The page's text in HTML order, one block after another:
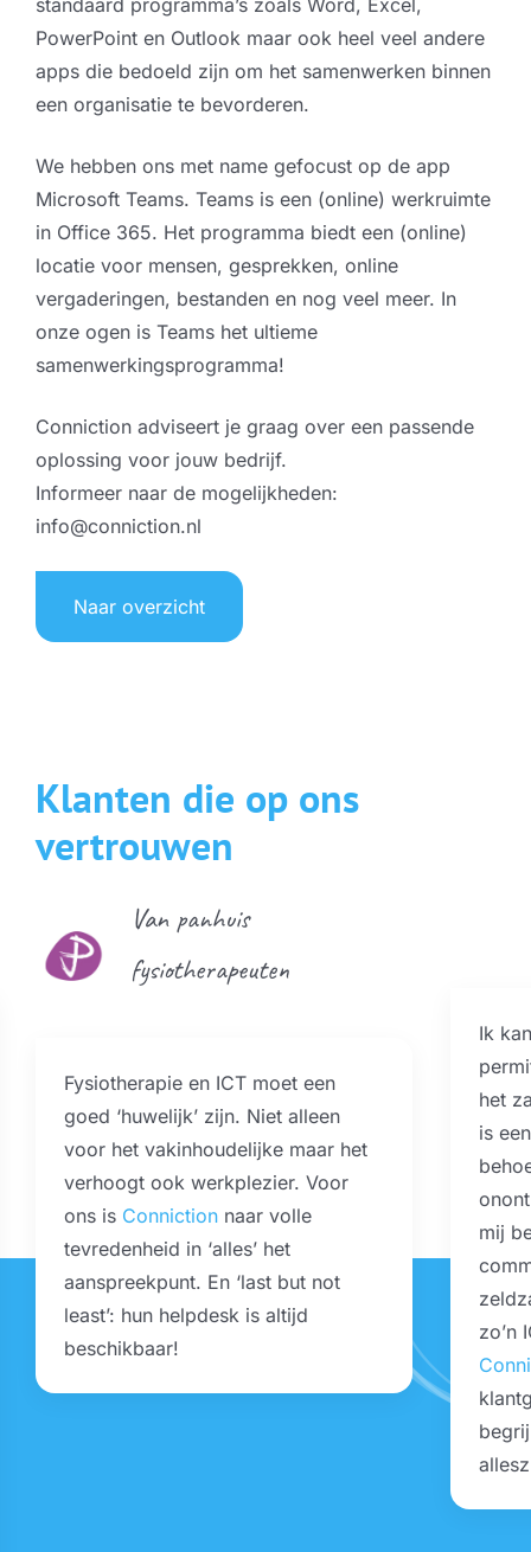
PowerPoint en Outlook maar ook heel veel andere
apps die bedoeld zijn om het samenwerken binnen
een organisatie te bevorderen.
We hebben ons met name gefocust op de app
Microsoft Teams. Teams is een (online) werkruimte
in Office 365. Het programma biedt een (online)
locatie voor mensen, gesprekken, online
vergaderingen, bestanden en nog veel meer. In
onze ogen is Teams het ultieme
samenwerkingsprogramma!
Conniction adviseert je graag over een passende
oplossing voor jouw bedrijf.
Informeer naar de mogelijkheden:
info@conniction.nl
Naar overzicht
Klanten die op ons
vertrouwen
Van panhuis
fysiotherapeuten
Fysiotherapie en ICT moet een
goed ‘huwelijk’ zijn. Niet alleen
voor het vakinhoudelijke maar het
verhoogt ook werkplezier. Voor
ons is Conniction naar volle
tevredenheid in ‘alles’ het
aanspreekpunt. En ‘last but not
least’: hun helpdesk is altijd
beschikbaar!
Ik
het
is
mij
zo’n